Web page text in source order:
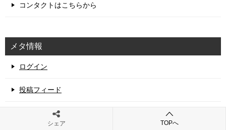
コンタクトはこちらから
メタ情報
ログイン
投稿フィード
コメントフィード
シェア TOPへ